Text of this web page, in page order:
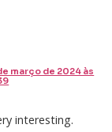
março de 2024 às
interesting.